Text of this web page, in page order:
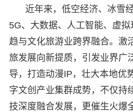
近年来，低空经济、冰雪
5G、大数据、人工智能、虚
趋与文化旅游业跨界融合。激
旅发展向新提质，引发业界广
导，打造动漫IP，壮大本地优
字文创产业集群成势，不仅持
技深度融合发展，更催生火爆